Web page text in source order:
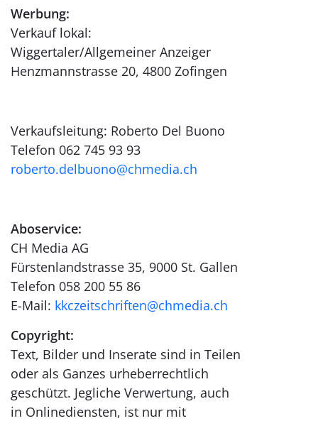
Werbung:
Verkauf lokal:
Wiggertaler/Allgemeiner Anzeiger
Henzmannstrasse 20, 4800 Zofingen
Verkaufsleitung: Roberto Del Buono
Telefon 062 745 93 93
roberto.delbuono@chmedia.ch
Aboservice:
CH Media AG
Fürstenlandstrasse 35, 9000 St. Gallen
Telefon 058 200 55 86
E-Mail: kkczeitschriften@chmedia.ch
Copyright:
Text, Bilder und Inserate sind in Teilen
oder als Ganzes urheberrechtlich
geschützt. Jegliche Verwertung, auch
in Onlinediensten, ist nur mit